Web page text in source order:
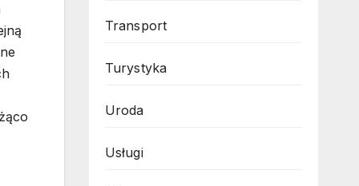
Transport
Turystyka
Uroda
Usługi